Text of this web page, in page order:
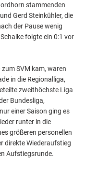
stammenden
Gerd Steinkühler, die
der Pause wenig
folgte ein 0:1 vor
SVM kam, waren
in die Regionalliga,
zweithöchste Liga
Bundesliga,
einer Saison ging es
runter in die
größeren personellen
direkte Wiederaufstieg
Aufstiegsrunde.